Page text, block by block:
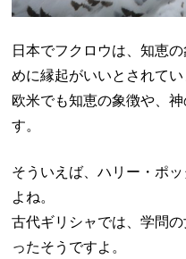
日本でフクロウは、知恵
めに縁起がいいとされてい
欧米でも知恵の象徴や、
す。
そういえば、ハリー・ポ
よね。
古代ギリシャでは、学問
ったそうですよ。